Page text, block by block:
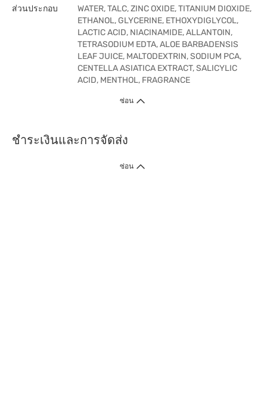
ส่วนประกอบ
WATER, TALC, ZINC OXIDE, TITANIUM DIOXIDE,
ETHANOL, GLYCERINE, ETHOXYDIGLYCOL,
LACTIC ACID, NIACINAMIDE, ALLANTOIN,
TETRASODIUM EDTA, ALOE BARBADENSIS
LEAF JUICE, MALTODEXTRIN, SODIUM PCA,
CENTELLA ASIATICA EXTRACT, SALICYLIC
ACID, MENTHOL, FRAGRANCE
ซ่อน
ชำระเงินและการจัดส่ง
ซ่อน